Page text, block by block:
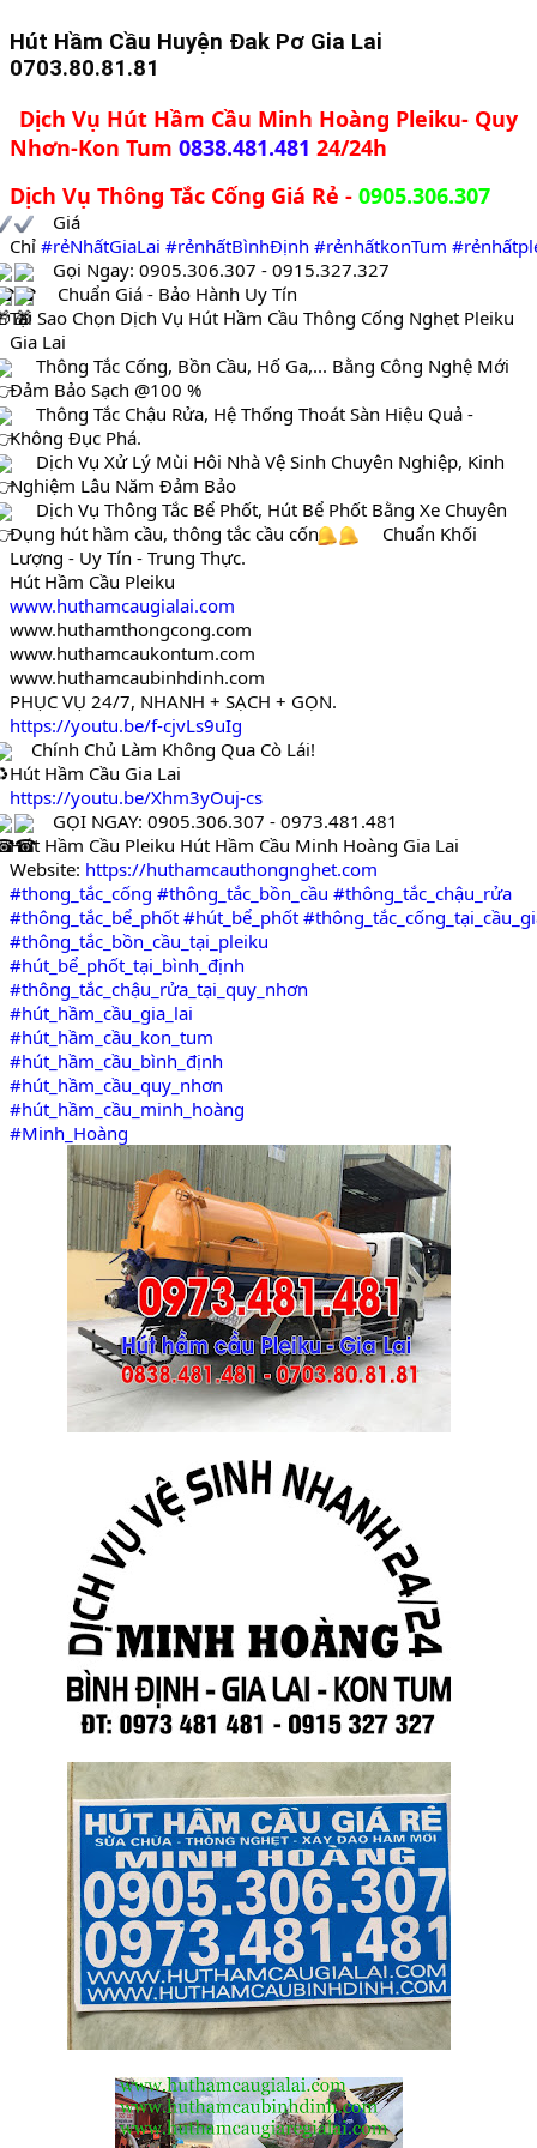
Hút Hầm Cầu Huyện Đak Pơ Gia Lai
0703.80.81.81
Dịch Vụ Hút Hầm Cầu Minh Hoàng Pleiku- Quy
Nhơn-Kon Tum 0838.481.481 24/24h
Dịch Vụ Thông Tắc Cống Giá Rẻ - 0905.306.307
Giá
Chỉ #rẻNhấtGiaLai #rẻnhấtBìnhĐịnh #rẻnhấtkonTum
Gọi Ngay: 0905.306.307 - 0915.327.327
Chuẩn Giá - Bảo Hành Uy Tín
Tại Sao Chọn Dịch Vụ Hút Hầm Cầu Thông Cống Nghẹt Pleiku
Gia Lai
Thông Tắc Cống, Bồn Cầu, Hố Ga,... Bằng Công Nghệ Mới
Đảm Bảo Sạch @100 %
Thông Tắc Chậu Rửa, Hệ Thống Thoát Sàn Hiệu Quả -
Không Đục Phá.
Dịch Vụ Xử Lý Mùi Hôi Nhà Vệ Sinh Chuyên Nghiệp, Kinh
Nghiệm Lâu Năm Đảm Bảo
Dịch Vụ Thông Tắc Bể Phốt, Hút Bể Phốt Bằng Xe Chuyên
Dụng hút hầm cầu, thông tắc cầu cống
Chuẩn Khối
Lượng - Uy Tín - Trung Thực.
Hút Hầm Cầu Pleiku
www.huthamcaugialai.com
www.huthamthongcong.com
www.huthamcaukontum.com
www.huthamcaubinhdinh.com
PHỤC VỤ 24/7, NHANH + SẠCH + GỌN.
https://youtu.be/f-cjvLs9uIg
Chính Chủ Làm Không Qua Cò Lái!
Hút Hầm Cầu Gia Lai
https://youtu.be/Xhm3yOuj-cs
GỌI NGAY: 0905.306.307 - 0973.481.481
Hút Hầm Cầu Pleiku Hút Hầm Cầu Minh Hoàng Gia Lai
Website: https://huthamcauthongnghet.com
#thong_tắc_cống #thông_tắc_bồn_cầu #thông_tắc_chậu_rửa
#thông_tắc_bể_phốt #hút_bể_phốt
#thông_tắc_bồn_cầu_tại_pleiku
#hút_bể_phốt_tại_bình_định
#thông_tắc_chậu_rửa_tại_quy_nhơn
#hút_hầm_cầu_gia_lai
#hút_hầm_cầu_kon_tum
#hút_hầm_cầu_bình_định
#hút_hầm_cầu_quy_nhơn
#hút_hầm_cầu_minh_hoàng
#Minh_Hoàng